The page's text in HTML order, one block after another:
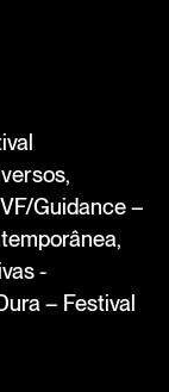
Guidance –
-
– Festival